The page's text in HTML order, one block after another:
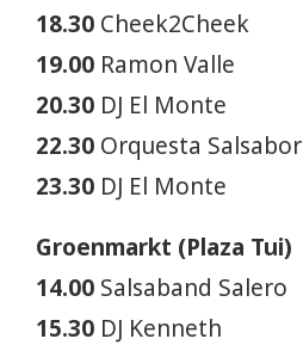
18.30 Cheek2Cheek
19.00 Ramon Valle
20.30 DJ El Monte
22.30 Orquesta Salsabor
23.30 DJ El Monte
Groenmarkt (Plaza Tui)
14.00 Salsaband Salero
15.30 DJ Kenneth